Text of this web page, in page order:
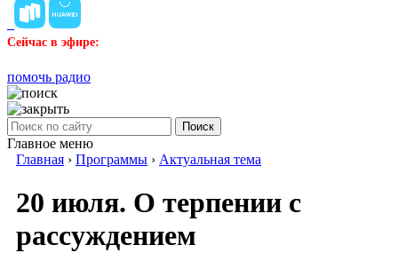
Сейчас в эфире:
помочь радио
Поиск
Главное меню
Главная › Программы › Актуальная тема
20 июля. О терпении с
рассуждением